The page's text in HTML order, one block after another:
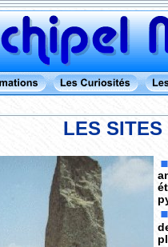
LES SITES